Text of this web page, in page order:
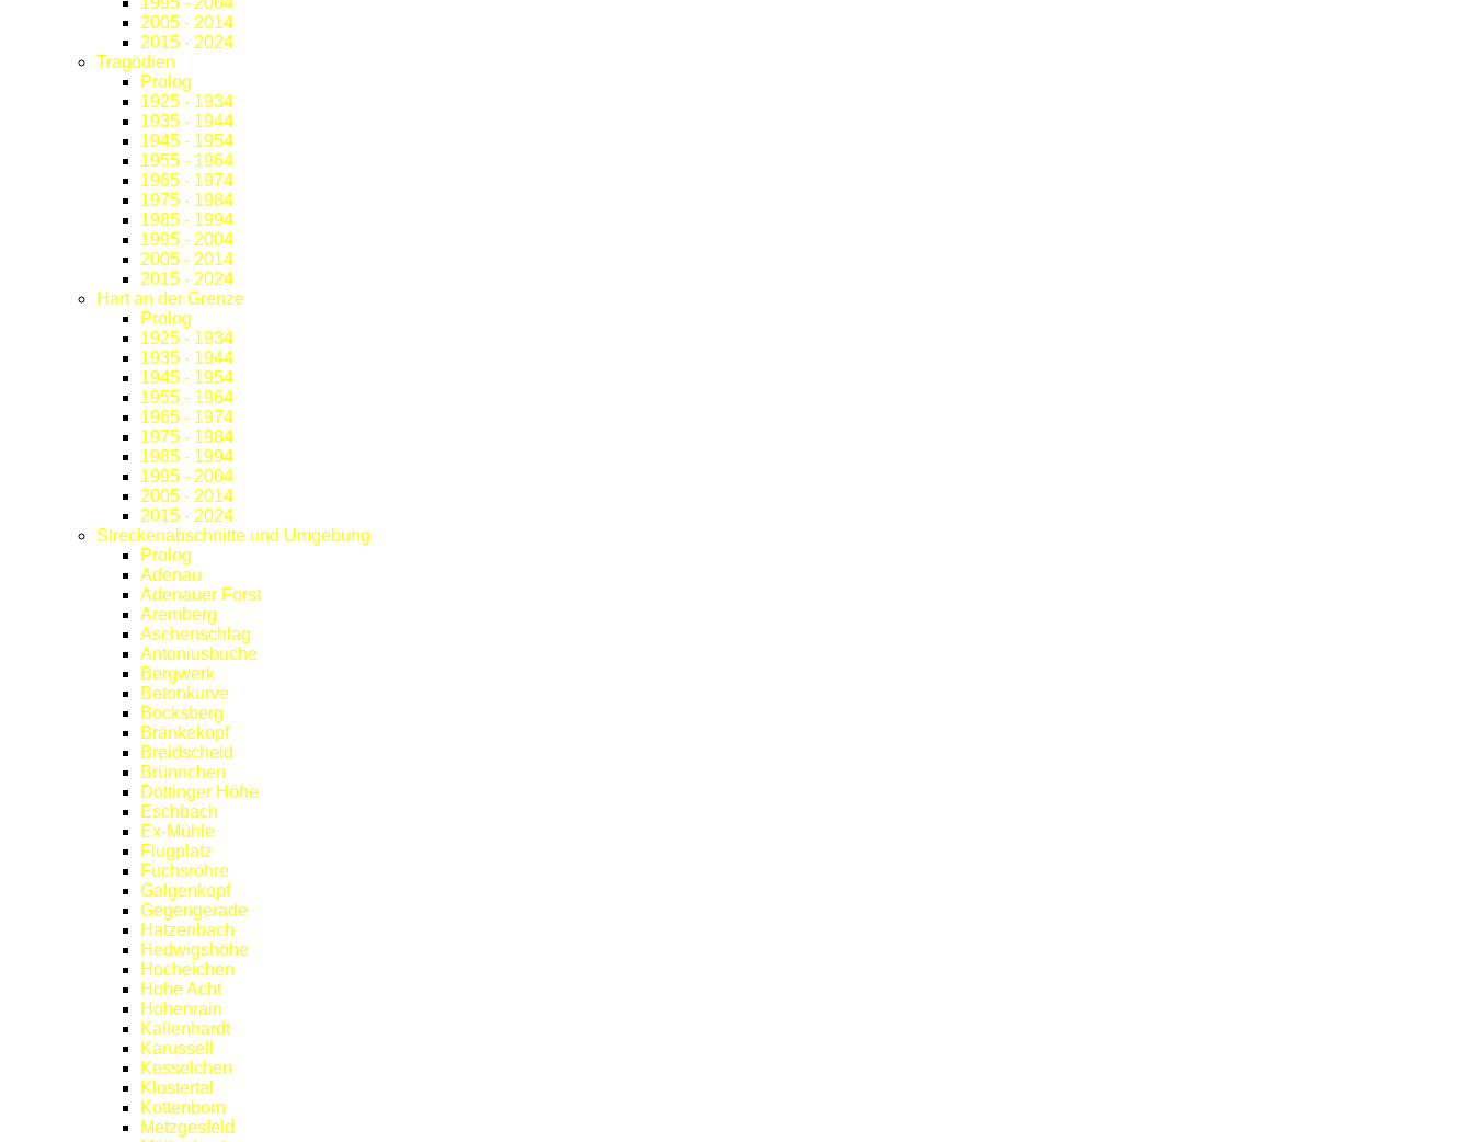
2005 - 2014
2015 - 2024
Tragödien
Prolog
1925 - 1934
1935 - 1944
1945 - 1954
1955 - 1964
1965 - 1974
1975 - 1984
1985 - 1994
1995 - 2004
2005 - 2014
2015 - 2024
Hart an der Grenze
Prolog
1925 - 1934
1935 - 1944
1945 - 1954
1955 - 1964
1965 - 1974
1975 - 1984
1985 - 1994
1995 - 2004
2005 - 2014
2015 - 2024
Streckenabschnitte und Umgebung
Prolog
Adenau
Adenauer Forst
Aremberg
Aschenschlag
Antoniusbuche
Bergwerk
Betonkurve
Bocksberg
Bränkekopf
Breidscheid
Brünnchen
Döttinger Höhe
Eschbach
Ex-Mühle
Flugplatz
Fuchsröhre
Galgenkopf
Gegengerade
Hatzenbach
Hedwigshöhe
Hocheichen
Hohe Acht
Hohenrain
Kallenhardt
Karussell
Kesselchen
Klostertal
Kottenborn
Metzgesfeld